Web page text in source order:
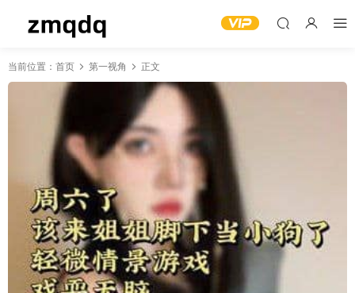
当前位置： 首页 第一视角 正文